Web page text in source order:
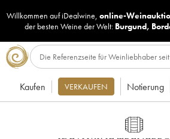
Willkommen auf iDealwine, online-
der besten Weine der Welt: Burgund,
Kaufen VERKAUFEN Notierung